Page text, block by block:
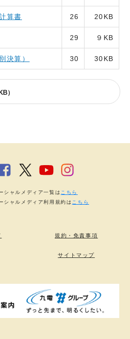
算書 26 20KB
29 ９KB
決算） 30 30KB
）
規約・免責事項
サイトマップ
シャルメディア一覧は こちら
シャルメディア利用規約は こちら